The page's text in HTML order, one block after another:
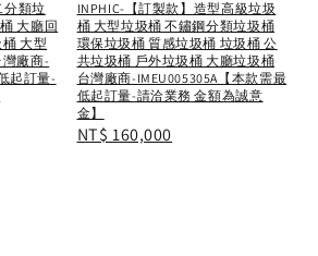
分類垃
大廳回
大型
廠商-
起訂量-
INPHIC-【訂製款】造型高級垃圾
桶 大型垃圾桶 不鏽鋼分類垃圾桶
環保垃圾桶 質感垃圾桶 垃圾桶 公
共垃圾桶 戶外垃圾桶 大廳垃圾桶
台灣廠商-IMEU005305A【本款需最
低起訂量-請洽業務 金額為誠意
金】
Regular
NT$ 160,000